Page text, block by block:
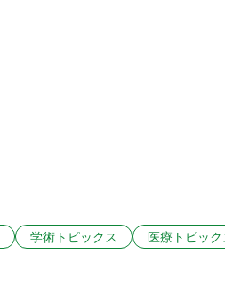
学術トピックス 医療トピック